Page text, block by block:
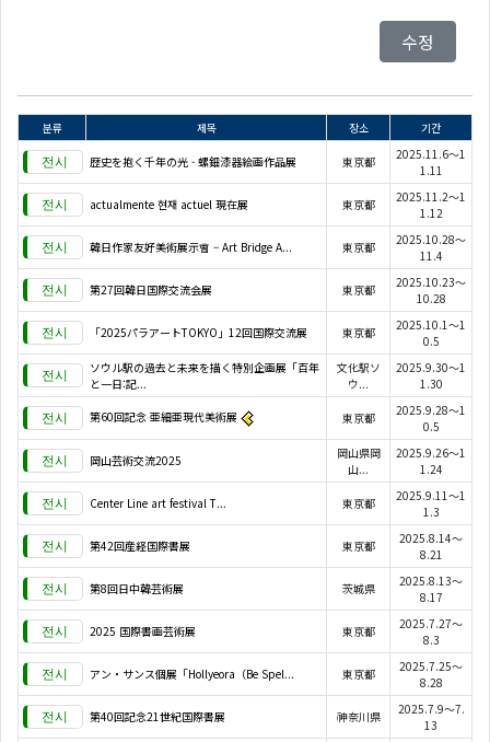
수정
분류 제목 장소 기간
歴史を抱く千年の光 - 螺鈿漆器絵画作品展 東京都
2025.11.6～1
1.11
actualmente 현재 actuel 現在展 東京都
2025.11.2～1
1.12
韓日作家友好美術展示會 – Art Bridge A... 東京都
2025.10.28～
11.4
第27回韓日国際交流会展 東京都
2025.10.23～
10.28
「2025パラアートTOKYO」12回国際交流展 東京都
2025.10.1～1
0.5
ソウル駅の過去と未来を描く特別企画展「百年
と一日:記...
文化駅ソ
ウ...
2025.9.30～1
1.30
第60回記念 亜細亜現代美術展
東京都
2025.9.28～1
0.5
岡山芸術交流2025
岡山県岡
山...
2025.9.26～1
1.24
Center Line art festival T... 東京都
2025.9.11～1
1.3
第42回産経国際書展 東京都
2025.8.14～
8.21
第8回日中韓芸術展 茨城県
2025.8.13～
8.17
2025 国際書画芸術展 東京都
2025.7.27～
8.3
アン・サンス個展「Hollyeora（Be Spel... 東京都
2025.7.25～
8.28
第40回記念21世紀国際書展 神奈川県
2025.7.9～7.
13